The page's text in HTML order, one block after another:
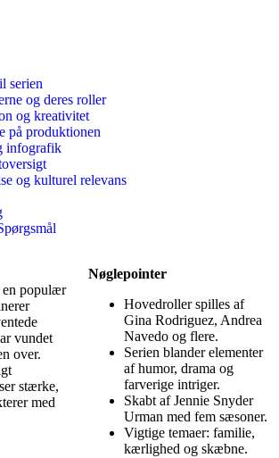
serien
og deres roller
og kreativitet
på produktionen
infografik
og kulturel relevans
en populær
vundet
over.
stærke,
med
Nøglepointer
Hovedroller spilles af
Gina Rodriguez, Andrea
Navedo og flere.
Serien blander elementer
af humor, drama og
farverige intriger.
Skabt af Jennie Snyder
Urman med fem sæsoner.
Vigtige temaer: familie,
kærlighed og skæbne.